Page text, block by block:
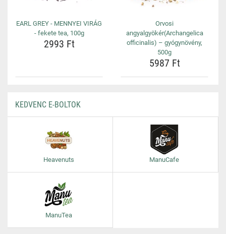
EARL GREY - MENNYEI VIRÁG
- fekete tea, 100g
2993 Ft
Orvosi
angyalgyökér(Archangelica
officinalis) – gyógynövény,
500g
5987 Ft
KEDVENC E-BOLTOK
Heavenuts ManuCafe
ManuTea